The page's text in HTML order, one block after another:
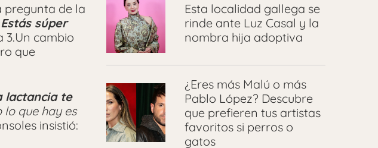
pregunta de la
Estás súper
3.Un cambio
que
lactancia te
que hay es
insistió:
Esta localidad gallega se
rinde ante Luz Casal y la
nombra hija adoptiva
¿Eres más Malú o más
Pablo López? Descubre
que prefieren tus artistas
favoritos si perros o
gatos